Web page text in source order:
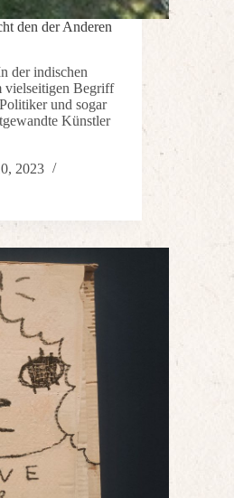
den der Anderen
der indischen
vielseitigen Begriff
und sogar
Künstler
2023